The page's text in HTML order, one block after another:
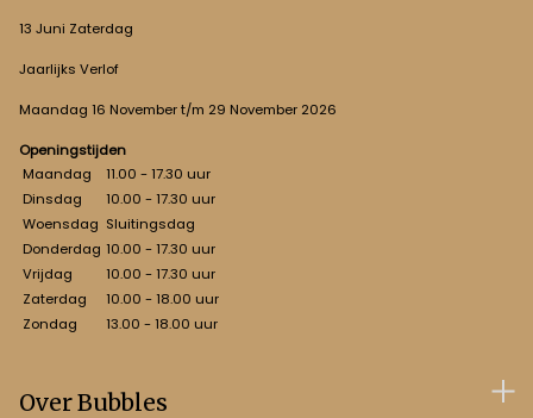
13 Juni Zaterdag
Jaarlijks Verlof
Maandag 16 November t/m 29 November 2026
Openingstijden
Maandag
11.00 - 17.30 uur
Dinsdag
10.00 - 17.30 uur
Woensdag Sluitingsdag
Donderdag 10.00 - 17.30 uur
Vrijdag
10.00 - 17.30 uur
Zaterdag
10.00 - 18.00 uur
Zondag
13.00 - 18.00 uur
Over Bubbles